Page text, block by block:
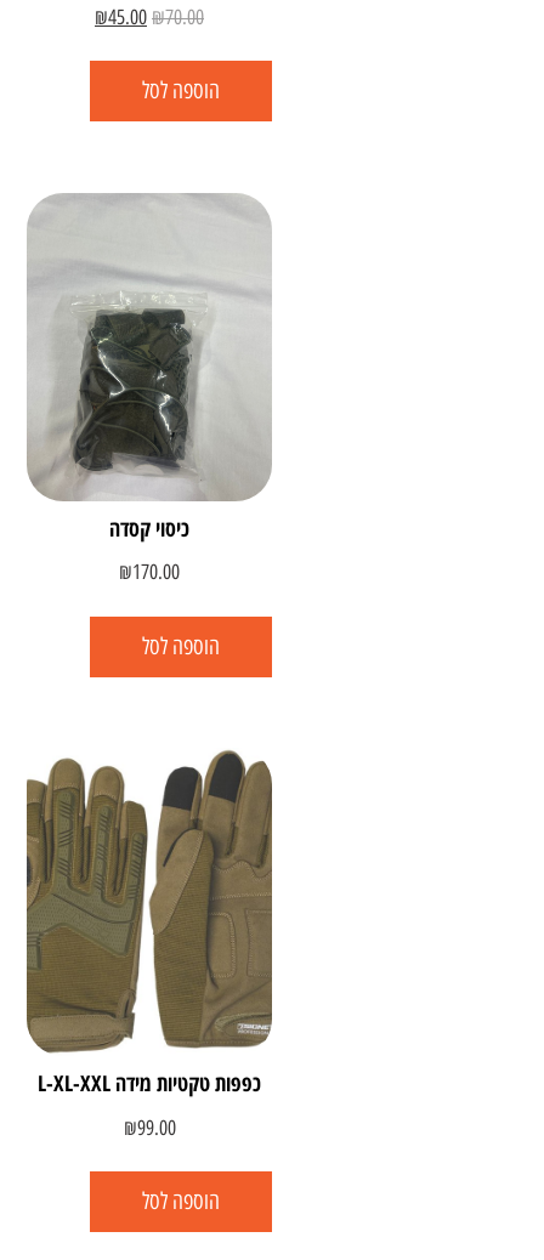
₪70.00
₪45.00
הוספה לסל
כיסוי קסדה
₪170.00
הוספה לסל
כפפות טקטיות מידה L-XL-XXL
₪99.00
הוספה לסל